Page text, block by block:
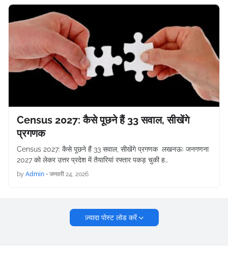
Census 2027: कैसे पूछने हैं 33 सवाल, सीखेंगे
प्रगणक
Census 2027: कैसे पूछने हैं 33 सवाल, सीखेंगे प्रगणक लखनऊः जनगणना
2027 को लेकर उत्तर प्रदेश में तैयारियां रफ्तार पकड़ चुकी ह…
by Admin • जनवरी 24, 2026
ज़्यादा पोस्ट लोड करें